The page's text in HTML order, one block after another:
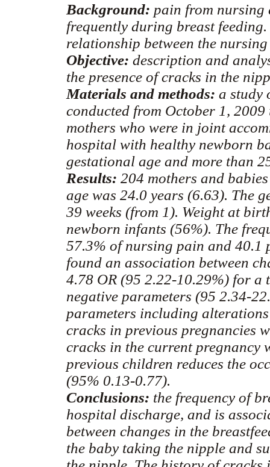
Background: pain from nursing
frequently during breast
relationship between the
Objective: description and
the presence of cracks in the
Materials and methods: a study
conducted from October 1,
mothers who were in joint
hospital with healthy newborn
gestational age and more than
Results: 204 mothers and
age was 24.0 years (6.63). The
39 weeks (from 1). Weight at
newborn infants (56%). The
57.3% of nursing pain and 40.1
found an association between
4.78 OR (95 2.22-10.29%) for a
negative parameters (95 2.34-
parameters including
cracks in previous pregnancies
cracks in the current pregnancy
previous children reduces the
(95% 0.13-0.77).
Conclusions: the frequency of
hospital discharge, and is
between changes in the
the baby taking the nipple and